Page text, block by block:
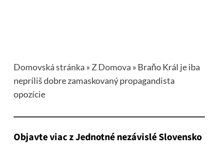
Domovská stránka » Z Domova » Braňo Král je iba
nepríliš dobre zamaskovaný propagandista
opozície
Objavte viac z Jednotné nezávislé Slovensko